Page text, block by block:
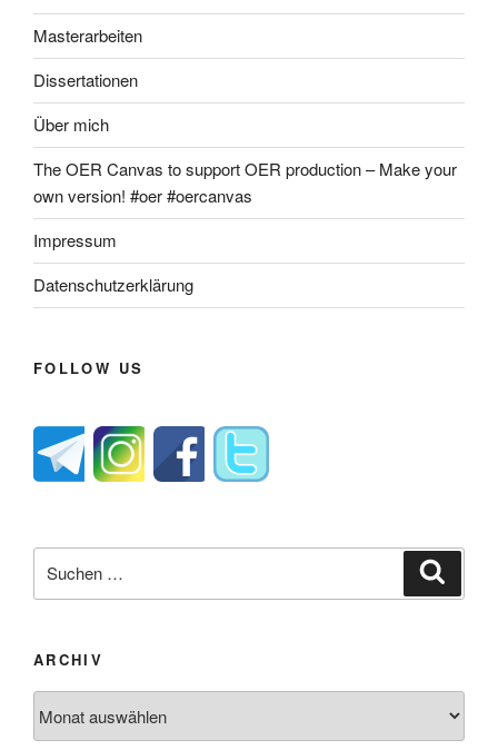
Masterarbeiten
Dissertationen
Über mich
The OER Canvas to support OER production – Make your
own version! #oer #oercanvas
Impressum
Datenschutzerklärung
FOLLOW US
nach:
ARCHIV